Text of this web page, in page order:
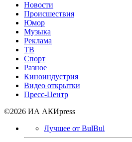
Новости
Происшествия
Юмор
Музыка
Реклама
ТВ
Спорт
Разное
Киноиндустрия
Видео открытки
Пресс-Центр
©2026 ИА АКИpress
Лучшее от BulBul